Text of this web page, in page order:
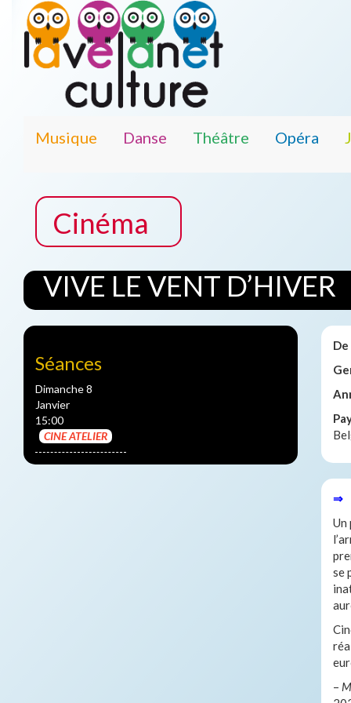
Musique Danse Théâtre Opéra
Cinéma
VIVE LE VENT D’HIVER
Séances
Dimanche 8
Janvier
15:00
CINE ATELIER
De
⇒
Un
se
–